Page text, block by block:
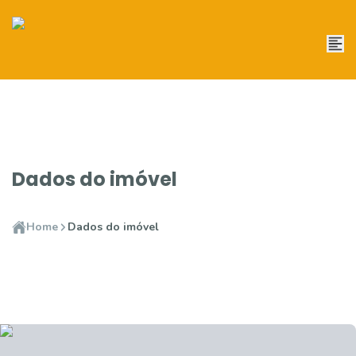
Dados do imóvel
Home Dados do imóvel